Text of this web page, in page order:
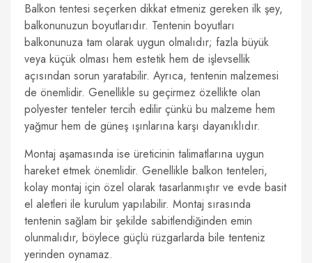
Balkon tentesi seçerken dikkat etmeniz gereken ilk şey,
balkonunuzun boyutlarıdır. Tentenin boyutları
balkonunuza tam olarak uygun olmalıdır; fazla büyük
veya küçük olması hem estetik hem de işlevsellik
açısından sorun yaratabilir. Ayrıca, tentenin malzemesi
de önemlidir. Genellikle su geçirmez özellikte olan
polyester tenteler tercih edilir çünkü bu malzeme hem
yağmur hem de güneş ışınlarına karşı dayanıklıdır.
Montaj aşamasında ise üreticinin talimatlarına uygun
hareket etmek önemlidir. Genellikle balkon tenteleri,
kolay montaj için özel olarak tasarlanmıştır ve evde basit
el aletleri ile kurulum yapılabilir. Montaj sırasında
tentenin sağlam bir şekilde sabitlendiğinden emin
olunmalıdır, böylece güçlü rüzgarlarda bile tenteniz
yerinden oynamaz.